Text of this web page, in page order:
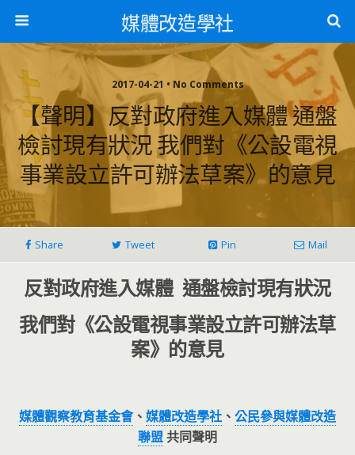
媒體改造學社
2017-04-21 • No Comments
【聲明】反對政府進入媒體 通盤
檢討現有狀況 我們對《公設電視
事業設立許可辦法草案》的意見
Share Tweet Pin Mail
反對政府進入媒體 通盤檢討現有狀況
我們對《公設電視事業設立許可辦法草
案》的意見
媒體觀察教育基金會、 媒體改造學社 、 公民參與媒體改造
聯盟共同聲明